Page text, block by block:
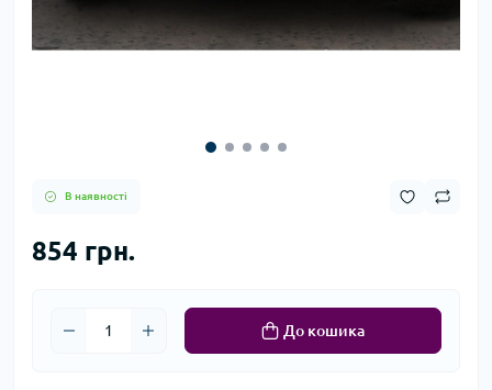
В наявності
854 грн.
До кошика